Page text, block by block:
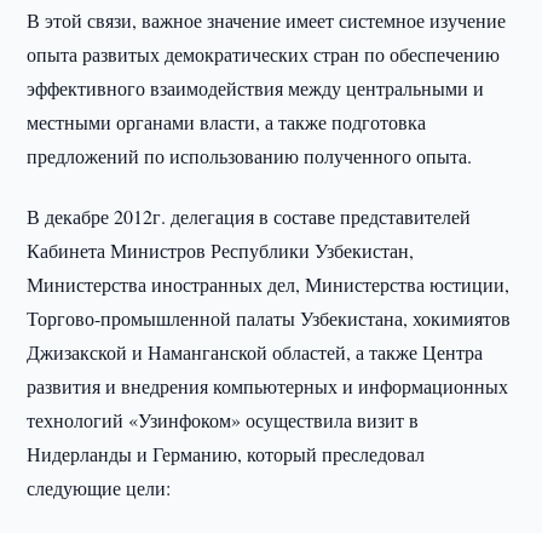
В этой связи, важное значение имеет системное изучение
опыта развитых демократических стран по обеспечению
эффективного взаимодействия между центральными и
местными органами власти, а также подготовка
предложений по использованию полученного опыта.
В декабре 2012г. делегация в составе представителей
Кабинета Министров Республики Узбекистан,
Министерства иностранных дел, Министерства юстиции,
Торгово-промышленной палаты Узбекистана, хокимиятов
Джизакской и Наманганской областей, а также Центра
развития и внедрения компьютерных и информационных
технологий «Узинфоком» осуществила визит в
Нидерланды и Германию, который преследовал
следующие цели: